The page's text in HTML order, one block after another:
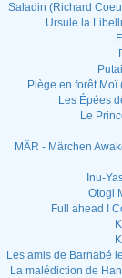
Saladin (Richard
Ursule la
Piège en forêt
Les Épées
Le
MÄR - Märchen
Inu-
Otogi
Full ahead !
Les amis de Barnabé
La malédiction de